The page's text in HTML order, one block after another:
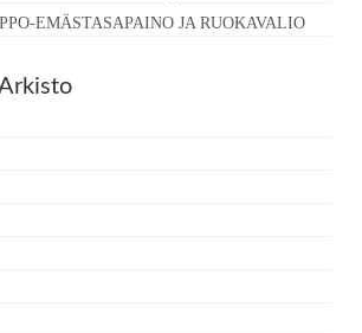
EMÄSTASAPAINO JA RUOKAVALIO